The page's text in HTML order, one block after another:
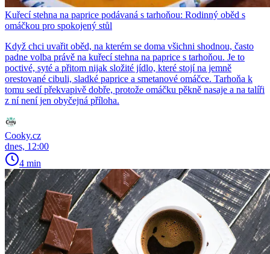
Kuřecí stehna na paprice podávaná s tarhoňou: Rodinný oběd s
omáčkou pro spokojený stůl
Když chci uvařit oběd, na kterém se doma všichni shodnou, často
padne volba právě na kuřecí stehna na paprice s tarhoňou. Je to
poctivé, syté a přitom nijak složité jídlo, které stojí na jemně
orestované cibuli, sladké paprice a smetanové omáčce. Tarhoňa k
tomu sedí překvapivě dobře, protože omáčku pěkně nasaje a na talíři
z ní není jen obyčejná příloha.
Cooky.cz
dnes, 12:00
4 min